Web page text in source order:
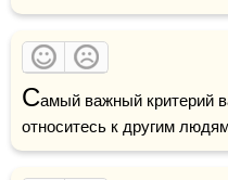
Самый важный критерий
относитесь к другим